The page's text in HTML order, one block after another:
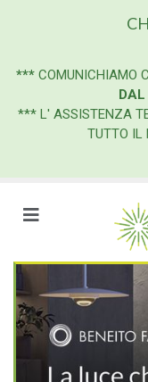
*** COMUNICHIAMO
*** L' ASSISTENZA
TUTTO IL